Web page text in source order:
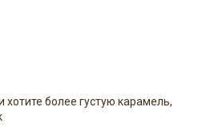
хотите более густую карамель,